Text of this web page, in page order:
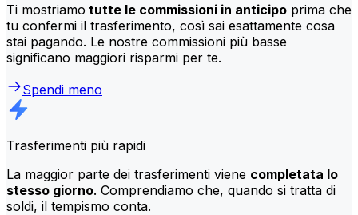
Ti mostriamo tutte le commissioni in anticipo prima che
tu confermi il trasferimento, così sai esattamente cosa
stai pagando. Le nostre commissioni più basse
significano maggiori risparmi per te.
Spendi meno
Trasferimenti più rapidi
La maggior parte dei trasferimenti viene completata lo
stesso giorno. Comprendiamo che, quando si tratta di
soldi, il tempismo conta.